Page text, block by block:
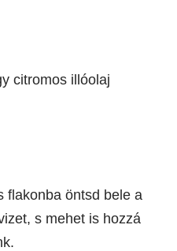
citromos illóolaj
flakonba öntsd bele a
s mehet is hozzá